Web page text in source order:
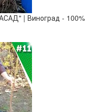
| Виноград - 100%